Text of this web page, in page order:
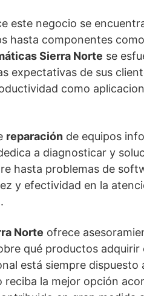
este negocio se
hasta componentes
Sierra Norte se
expectativas de sus
como
reparación de equipos
a diagnosticar y
hasta problemas de
y efectividad en la
Norte ofrece
qué productos
está siempre dispuesto
la mejor opción